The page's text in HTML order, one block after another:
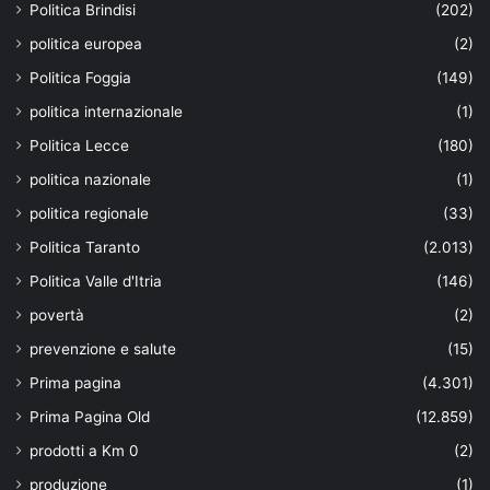
Politica Brindisi
(202)
politica europea
(2)
Politica Foggia
(149)
politica internazionale
(1)
Politica Lecce
(180)
politica nazionale
(1)
politica regionale
(33)
Politica Taranto
(2.013)
Politica Valle d'Itria
(146)
povertà
(2)
prevenzione e salute
(15)
Prima pagina
(4.301)
Prima Pagina Old
(12.859)
prodotti a Km 0
(2)
produzione
(1)